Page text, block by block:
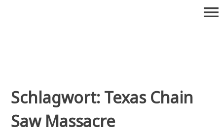
menu
Schlagwort: Texas Chain
Saw Massacre